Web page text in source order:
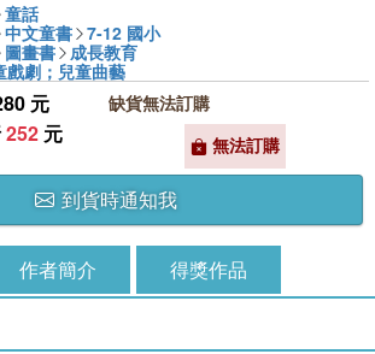
元
252 元
到貨時通知我
缺貨無法訂購
無法訂購
童話
中文童書 7-12 國小
圖畫書 成長教育
戲劇；兒童曲藝
作者簡介 得獎作品